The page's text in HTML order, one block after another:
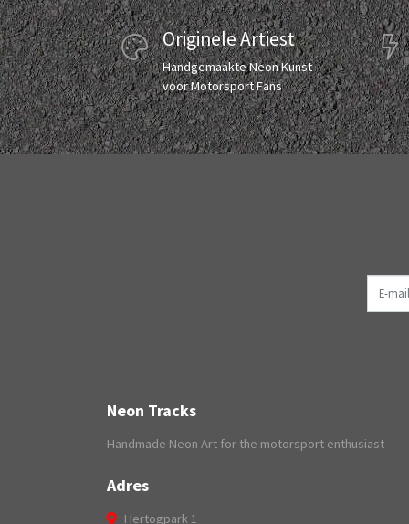
Originele Artiest
Handgemaakte Neon Kunst
voor Motorsport Fans
E-mail
Neon Tracks
Handmade Neon Art for the motorsport enthusiast
Adres
Hertogpark 1